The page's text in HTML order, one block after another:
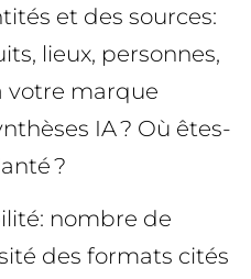
et des sources:
lieux, personnes,
votre marque
IA ? Où êtes-
?
nombre de
des formats cités